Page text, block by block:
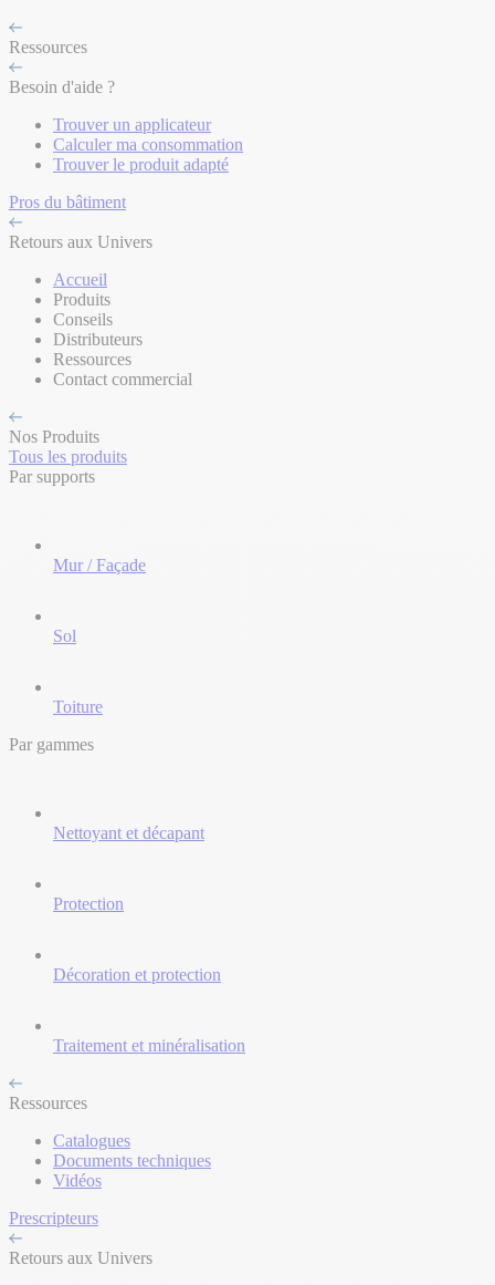
Ressources
Besoin d'aide ?
Trouver un applicateur
Calculer ma consommation
Trouver le produit adapté
Pros du bâtiment
Retours aux Univers
Accueil
Produits
Conseils
Distributeurs
Ressources
Contact commercial
Nos Produits
Tous les produits
Par supports
Mur / Façade
Sol
Toiture
Par gammes
Nettoyant et décapant
Protection
Décoration et protection
Traitement et minéralisation
Ressources
Catalogues
Documents techniques
Vidéos
Prescripteurs
Retours aux Univers